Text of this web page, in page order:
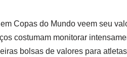
Copas do Mundo veem seu
costumam monitorar
bolsas de valores para